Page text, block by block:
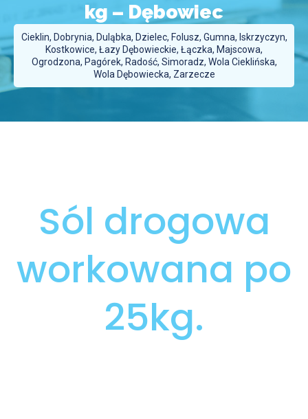
kg – Dębowiec
Cieklin, Dobrynia, Duląbka, Dzielec, Folusz, Gumna, Iskrzyczyn,
Kostkowice, Łazy Dębowieckie, Łączka, Majscowa,
Ogrodzona, Pagórek, Radość, Simoradz, Wola Cieklińska,
Wola Dębowiecka, Zarzecze
Sól drogowa
workowana po
25kg.